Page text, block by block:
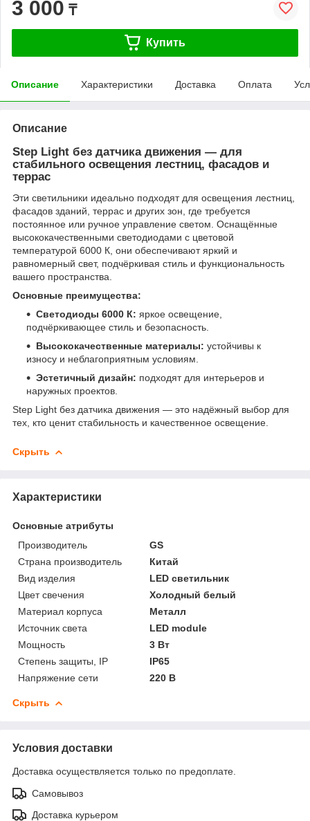
3 000 ₸
Купить
Описание Характеристики Доставка Оплата
Описание
Step Light без датчика движения — для
стабильного освещения лестниц, фасадов и
террас
Эти светильники идеально подходят для освещения лестниц,
фасадов зданий, террас и других зон, где требуется
постоянное или ручное управление светом. Оснащённые
высококачественными светодиодами с цветовой
температурой 6000 К, они обеспечивают яркий и
равномерный свет, подчёркивая стиль и функциональность
вашего пространства.
Основные преимущества:
Светодиоды 6000 К: яркое освещение,
подчёркивающее стиль и безопасность.
Высококачественные материалы: устойчивы к
износу и неблагоприятным условиям.
Эстетичный дизайн: подходят для интерьеров и
наружных проектов.
Step Light без датчика движения — это надёжный выбор для
тех, кто ценит стабильность и качественное освещение.
Скрыть
Характеристики
Основные атрибуты
Производитель
GS
Страна производитель
Китай
Вид изделия
LED светильник
Цвет свечения
Холодный белый
Материал корпуса
Металл
Источник света
LED module
Мощность
3 Вт
Степень защиты, IP
IP65
Напряжение сети
220 В
Скрыть
Условия доставки
Доставка осуществляется только по предоплате.
Самовывоз
Доставка курьером